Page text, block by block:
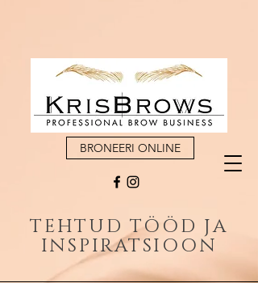
BRONEERI ONLINE
TEHTUD TÖÖD JA
INSPIRATSIOON